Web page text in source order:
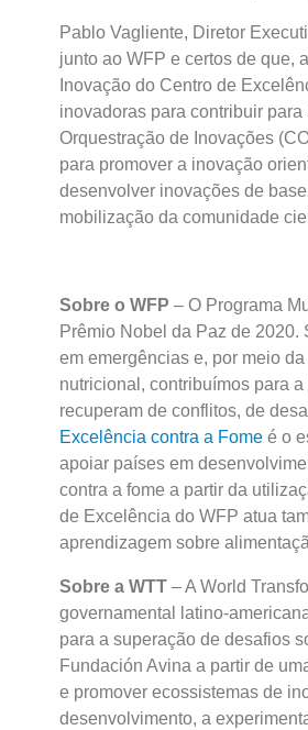
Pablo Vagliente, Diretor
junto ao WFP e certos de que,
Inovação do Centro de
inovadoras para contribuir
Orquestração de Inovações
para promover a inovação
desenvolver inovações de
mobilização da comunidade
Sobre o WFP – O Programa
Prêmio Nobel da Paz de
em emergências e, por meio
nutricional, contribuímos para
recuperam de conflitos, de
Excelência contra a Fomeé o
apoiar países em
contra a fome a partir da
de Excelência do WFP atua
aprendizagem sobre
Sobre a WTT– A World
governamental latino-
para a superação de desafios
Fundación Avina a partir de
e promover ecossistemas de
desenvolvimento, a